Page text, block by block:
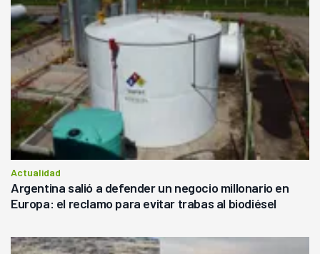
Actualidad
Argentina salió a defender un negocio millonario en
Europa: el reclamo para evitar trabas al biodiésel